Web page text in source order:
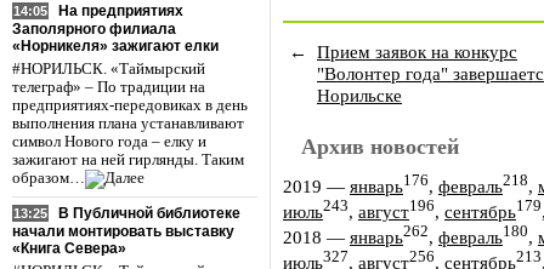
14:05
На предприятиях
Заполярного филиала
«Норникеля» зажигают елки
#НОРИЛЬСК. «Таймырский
телеграф» – По традиции на
предприятиях-передовиках в день
выполнения плана устанавливают
символ Нового года – елку и
зажигают на ней гирлянды. Таким
образом…
13:25
В Публичной библиотеке
начали монтировать выставку
«Книга Севера»
←
Прием заявок на конкурс
"Волонтер года"
Норильске
Архив новостей
2019 — январь176, февраль218,
июль243, август196, сентябрь179
2018 — январь262, февраль180,
июль327, август256, сентябрь213